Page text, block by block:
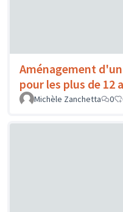
Aménagement
pour les plus de 12
Michèle Zanchetta
0